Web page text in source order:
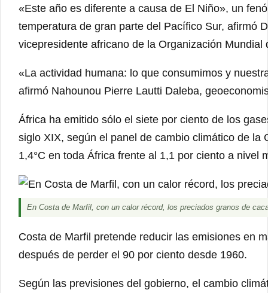
«Este año es diferente a causa de El Niño», un
temperatura de gran parte del Pacífico Sur, afirmó
vicepresidente africano de la Organización
«La actividad humana: lo que consumimos y
afirmó Nahounou Pierre Lautti Daleba,
África ha emitido sólo el siete por ciento de los
siglo XIX, según el panel de cambio climático de
1,4°C en toda África frente al 1,1 por ciento a nivel
En Costa de Marfil, con un calor récord, los preciados granos de
Costa de Marfil pretende reducir las emisiones en
después de perder el 90 por ciento desde 1960.
Según las previsiones del gobierno, el cambio